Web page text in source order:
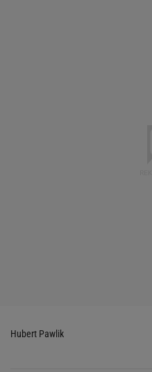
Hubert Pawlik